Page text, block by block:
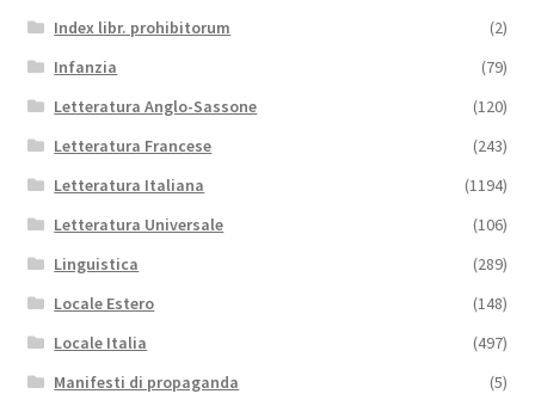
Index libr. prohibitorum
(2)
Infanzia
(79)
Letteratura Anglo-Sassone
(120)
Letteratura Francese
(243)
Letteratura Italiana
(1194)
Letteratura Universale
(106)
Linguistica
(289)
Locale Estero
(148)
Locale Italia
(497)
Manifesti di propaganda
(5)